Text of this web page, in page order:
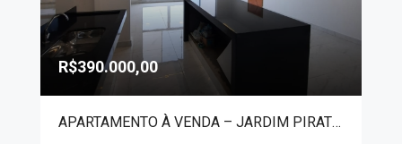
R$390.000,00
APARTAMENTO À VENDA – JARDIM PIRATINGA II 9374